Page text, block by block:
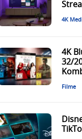
4K
4K
32/
Filme